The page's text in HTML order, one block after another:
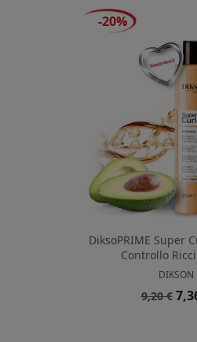
DiksoPRIME Super
Controllo
DIKSON
Prezzo
9,20 €
-20%